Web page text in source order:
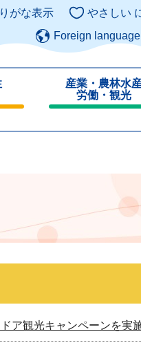
こ
がな表示 やさしい
Foreign language
産業・農林水
労働・観光
じ
ア観光キャンペーンを実